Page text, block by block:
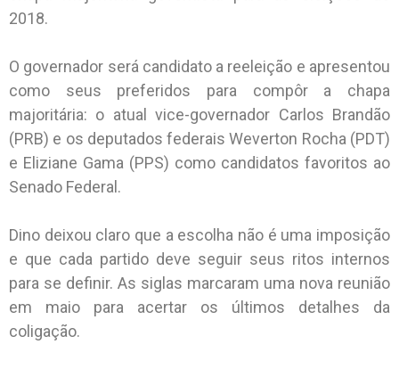
2018.
O governador será candidato a reeleição e apresentou
como seus preferidos para compôr a chapa
majoritária: o atual vice-governador Carlos Brandão
(PRB) e os deputados federais Weverton Rocha (PDT)
e Eliziane Gama (PPS) como candidatos favoritos ao
Senado Federal.
Dino deixou claro que a escolha não é uma imposição
e que cada partido deve seguir seus ritos internos
para se definir. As siglas marcaram uma nova reunião
em maio para acertar os últimos detalhes da
coligação.